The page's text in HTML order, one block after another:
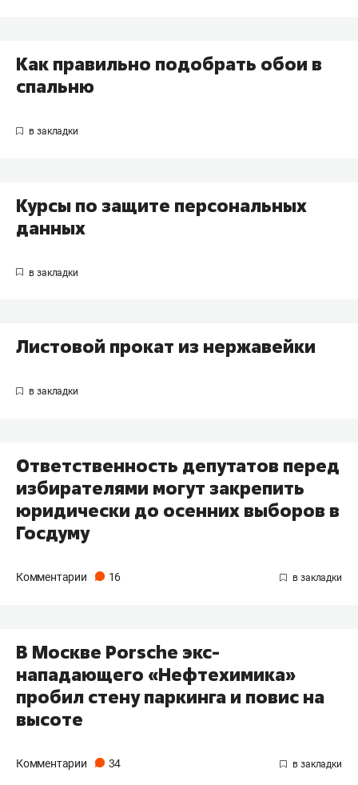
Как правильно подобрать обои в
спальню
Курсы по защите персональных
данных
Листовой прокат из нержавейки
​Ответственность депутатов перед
избирателями могут закрепить
юридически до осенних выборов в
Госдуму
Комментарии 16
В Москве Porsche экс-
нападающего «Нефтехимика»
пробил стену паркинга и повис на
высоте
Комментарии 34